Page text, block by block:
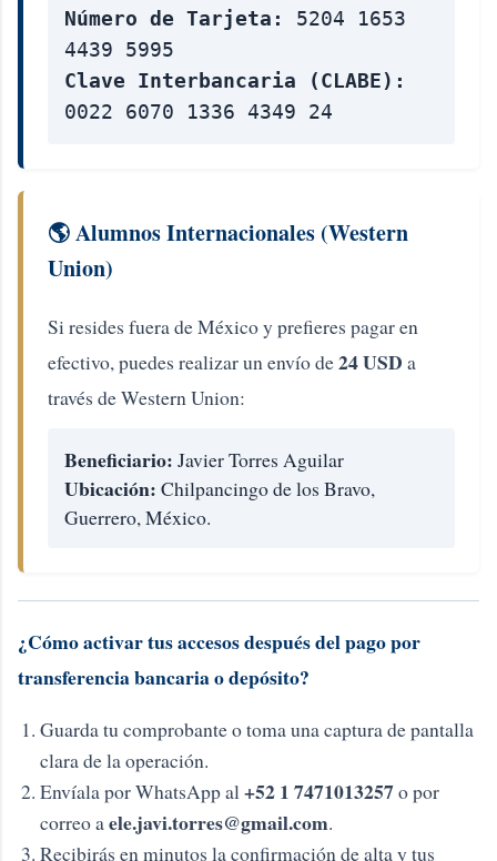
Número de Tarjeta:
5204 1653
4439 5995
Clave Interbancaria (CLABE):
0022 6070 1336 4349 24
🌎 Alumnos Internacionales (Western
Union)
Si resides fuera de México y prefieres pagar en
efectivo, puedes realizar un envío de24 USD a
través de Western Union:
Beneficiario: Javier Torres Aguilar
Ubicación: Chilpancingo de los Bravo,
Guerrero, México.
¿Cómo activar tus accesos después del pago por
transferencia bancaria o depósito?
Guarda tu comprobante o toma una captura de pantalla
clara de la operación.
Envíala por WhatsApp al+52 1 7471013257o por
correo aele.javi.torres@gmail.com.
Recibirás en minutos la confirmación de alta y tus